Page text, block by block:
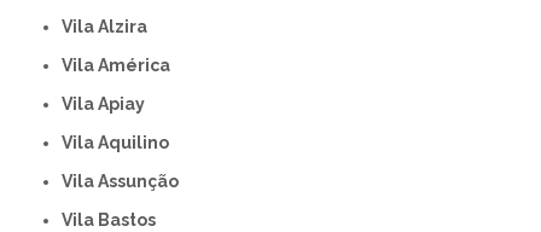
Vila Alzira
Vila América
Vila Apiay
Vila Aquilino
Vila Assunção
Vila Bastos